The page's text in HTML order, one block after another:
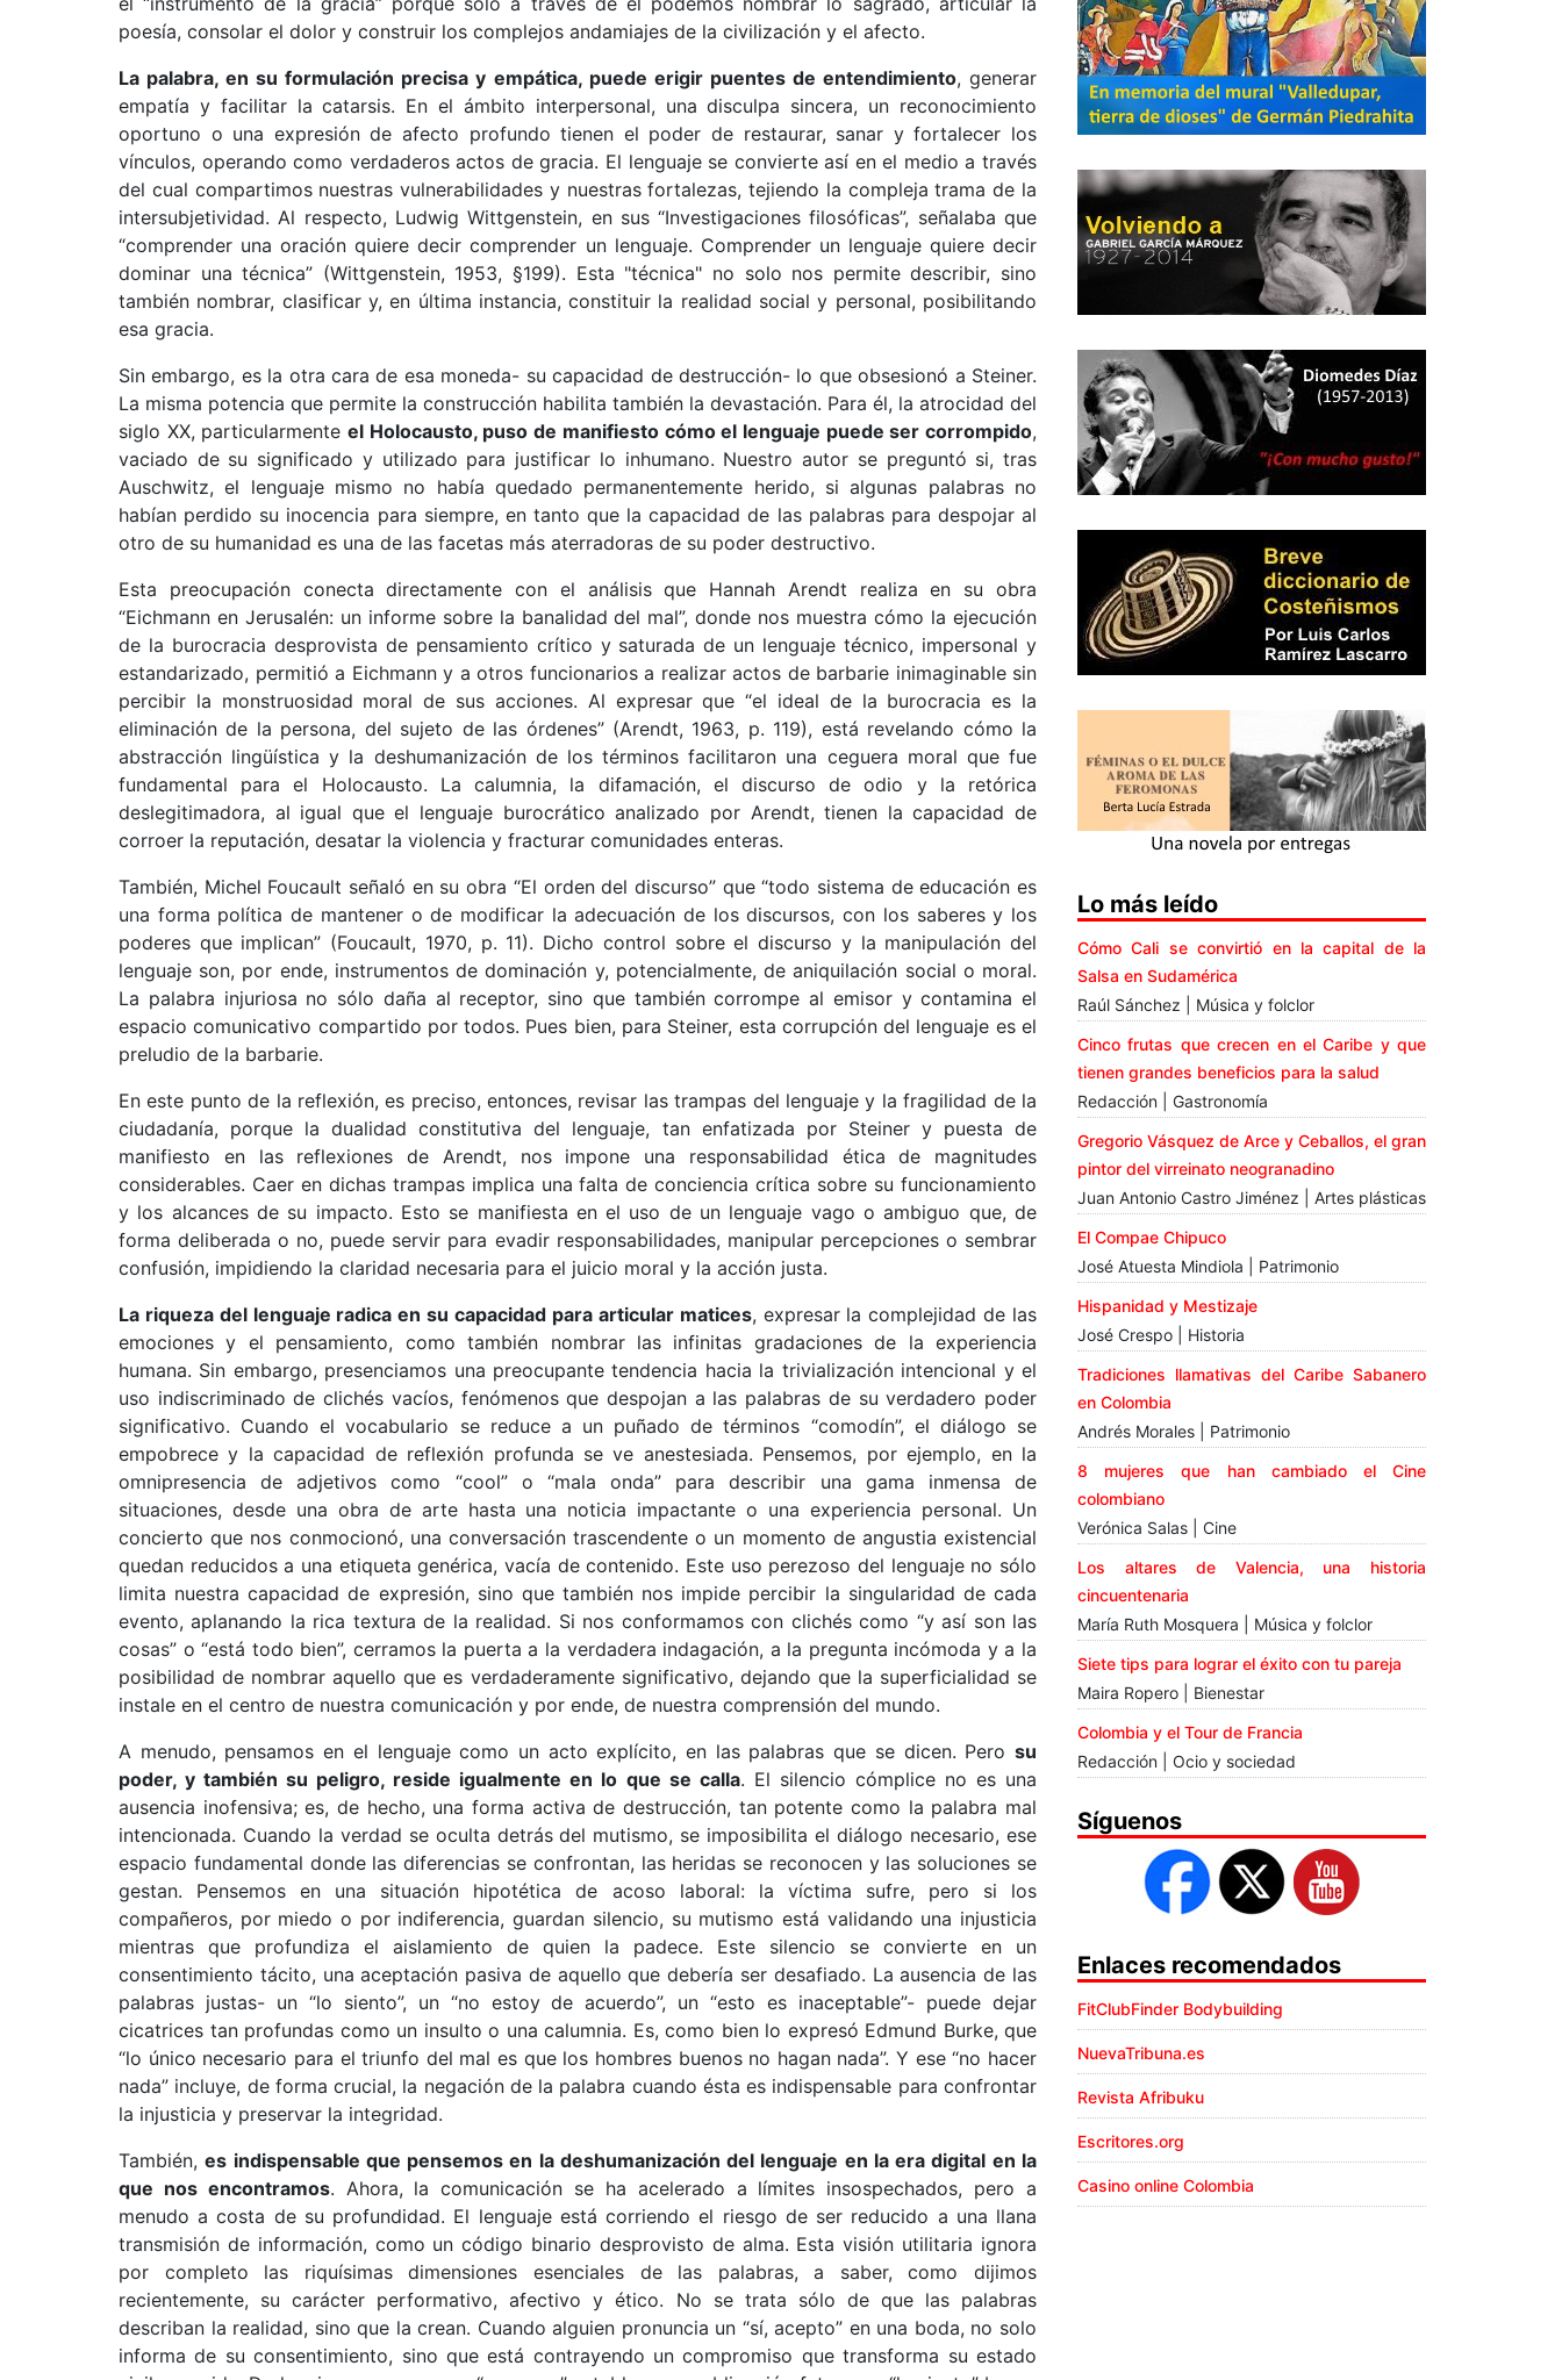
poesía, consolar el dolor y construir los complejos andamiajes de la civilización y el afecto.
La palabra, en su formulación precisa y empática, puede erigir puentes de entendimiento, generar
empatía y facilitar la catarsis. En el ámbito interpersonal, una disculpa sincera, un reconocimiento
oportuno o una expresión de afecto profundo tienen el poder de restaurar, sanar y fortalecer los
vínculos, operando como verdaderos actos de gracia. El lenguaje se convierte así en el medio a través
del cual compartimos nuestras vulnerabilidades y nuestras fortalezas, tejiendo la compleja trama de la
intersubjetividad. Al respecto, Ludwig Wittgenstein, en sus “Investigaciones filosóficas”, señalaba que
“comprender una oración quiere decir comprender un lenguaje. Comprender un lenguaje quiere decir
dominar una técnica” (Wittgenstein, 1953, §199). Esta "técnica" no solo nos permite describir, sino
también nombrar, clasificar y, en última instancia, constituir la realidad social y personal, posibilitando
esa gracia.
Sin embargo, es la otra cara de esa moneda- su capacidad de destrucción- lo que obsesionó a Steiner.
La misma potencia que permite la construcción habilita también la devastación. Para él, la atrocidad del
siglo XX, particularmenteel Holocausto, puso de manifiesto cómo el lenguaje puede ser corrompido,
vaciado de su significado y utilizado para justificar lo inhumano. Nuestro autor se preguntó si, tras
Auschwitz, el lenguaje mismo no había quedado permanentemente herido, si algunas palabras no
habían perdido su inocencia para siempre, en tanto que la capacidad de las palabras para despojar al
otro de su humanidad es una de las facetas más aterradoras de su poder destructivo.
Esta preocupación conecta directamente con el análisis que Hannah Arendt realiza en su obra
“Eichmann en Jerusalén: un informe sobre la banalidad del mal”, donde nos muestra cómo la ejecución
de la burocracia desprovista de pensamiento crítico y saturada de un lenguaje técnico, impersonal y
estandarizado, permitió a Eichmann y a otros funcionarios a realizar actos de barbarie inimaginable sin
percibir la monstruosidad moral de sus acciones. Al expresar que “el ideal de la burocracia es la
eliminación de la persona, del sujeto de las órdenes” (Arendt, 1963, p. 119), está revelando cómo la
abstracción lingüística y la deshumanización de los términos facilitaron una ceguera moral que fue
fundamental para el Holocausto. La calumnia, la difamación, el discurso de odio y la retórica
deslegitimadora, al igual que el lenguaje burocrático analizado por Arendt, tienen la capacidad de
corroer la reputación, desatar la violencia y fracturar comunidades enteras.
También, Michel Foucault señaló en su obra “El orden del discurso” que “todo sistema de educación es
una forma política de mantener o de modificar la adecuación de los discursos, con los saberes y los
poderes que implican” (Foucault, 1970, p. 11). Dicho control sobre el discurso y la manipulación del
lenguaje son, por ende, instrumentos de dominación y, potencialmente, de aniquilación social o moral.
La palabra injuriosa no sólo daña al receptor, sino que también corrompe al emisor y contamina el
espacio comunicativo compartido por todos. Pues bien, para Steiner, esta corrupción del lenguaje es el
preludio de la barbarie.
En este punto de la reflexión, es preciso, entonces, revisar las trampas del lenguaje y la fragilidad de la
ciudadanía, porque la dualidad constitutiva del lenguaje, tan enfatizada por Steiner y puesta de
manifiesto en las reflexiones de Arendt, nos impone una responsabilidad ética de magnitudes
considerables. Caer en dichas trampas implica una falta de conciencia crítica sobre su funcionamiento
y los alcances de su impacto. Esto se manifiesta en el uso de un lenguaje vago o ambiguo que, de
forma deliberada o no, puede servir para evadir responsabilidades, manipular percepciones o sembrar
confusión, impidiendo la claridad necesaria para el juicio moral y la acción justa.
La riqueza del lenguaje radica en su capacidad para articular matices, expresar la complejidad de las
emociones y el pensamiento, como también nombrar las infinitas gradaciones de la experiencia
humana. Sin embargo, presenciamos una preocupante tendencia hacia la trivialización intencional y el
uso indiscriminado de clichés vacíos, fenómenos que despojan a las palabras de su verdadero poder
significativo. Cuando el vocabulario se reduce a un puñado de términos “comodín”, el diálogo se
empobrece y la capacidad de reflexión profunda se ve anestesiada. Pensemos, por ejemplo, en la
omnipresencia de adjetivos como “cool” o “mala onda” para describir una gama inmensa de
situaciones, desde una obra de arte hasta una noticia impactante o una experiencia personal. Un
concierto que nos conmocionó, una conversación trascendente o un momento de angustia existencial
quedan reducidos a una etiqueta genérica, vacía de contenido. Este uso perezoso del lenguaje no sólo
limita nuestra capacidad de expresión, sino que también nos impide percibir la singularidad de cada
evento, aplanando la rica textura de la realidad. Si nos conformamos con clichés como “y así son las
cosas” o “está todo bien”, cerramos la puerta a la verdadera indagación, a la pregunta incómoda y a la
posibilidad de nombrar aquello que es verdaderamente significativo, dejando que la superficialidad se
instale en el centro de nuestra comunicación y por ende, de nuestra comprensión del mundo.
A menudo, pensamos en el lenguaje como un acto explícito, en las palabras que se dicen. Pero su
poder, y también su peligro, reside igualmente en lo que se calla. El silencio cómplice no es una
ausencia inofensiva; es, de hecho, una forma activa de destrucción, tan potente como la palabra mal
intencionada. Cuando la verdad se oculta detrás del mutismo, se imposibilita el diálogo necesario, ese
espacio fundamental donde las diferencias se confrontan, las heridas se reconocen y las soluciones se
gestan. Pensemos en una situación hipotética de acoso laboral: la víctima sufre, pero si los
compañeros, por miedo o por indiferencia, guardan silencio, su mutismo está validando una injusticia
mientras que profundiza el aislamiento de quien la padece. Este silencio se convierte en un
consentimiento tácito, una aceptación pasiva de aquello que debería ser desafiado. La ausencia de las
palabras justas- un “lo siento”, un “no estoy de acuerdo”, un “esto es inaceptable”- puede dejar
cicatrices tan profundas como un insulto o una calumnia. Es, como bien lo expresó Edmund Burke, que
“lo único necesario para el triunfo del mal es que los hombres buenos no hagan nada”. Y ese “no hacer
nada” incluye, de forma crucial, la negación de la palabra cuando ésta es indispensable para confrontar
la injusticia y preservar la integridad.
También,es indispensable que pensemos en la deshumanización del lenguaje en la era digital en la
que nos encontramos. Ahora, la comunicación se ha acelerado a límites insospechados, pero a
menudo a costa de su profundidad. El lenguaje está corriendo el riesgo de ser reducido a una llana
transmisión de información, como un código binario desprovisto de alma. Esta visión utilitaria ignora
por completo las riquísimas dimensiones esenciales de las palabras, a saber, como dijimos
recientemente, su carácter performativo, afectivo y ético. No se trata sólo de que las palabras
describan la realidad, sino que la crean. Cuando alguien pronuncia un “sí, acepto” en una boda, no solo
informa de su consentimiento, sino que está contrayendo un compromiso que transforma su estado
Lo más leído
Cómo Cali se convirtió en la capital de la
Salsa en Sudamérica
Raúl Sánchez | Música y folclor
Cinco frutas que crecen en el Caribe y que
tienen grandes beneficios para la salud
Redacción | Gastronomía
Gregorio Vásquez de Arce y Ceballos, el gran
pintor del virreinato neogranadino
Juan Antonio Castro Jiménez | Artes plásticas
El Compae Chipuco
José Atuesta Mindiola | Patrimonio
Hispanidad y Mestizaje
José Crespo | Historia
Tradiciones llamativas del Caribe Sabanero
en Colombia
Andrés Morales | Patrimonio
8 mujeres que han cambiado el Cine
colombiano
Verónica Salas | Cine
Los altares de Valencia, una historia
cincuentenaria
María Ruth Mosquera | Música y folclor
Siete tips para lograr el éxito con tu pareja
Maira Ropero | Bienestar
Colombia y el Tour de Francia
Redacción | Ocio y sociedad
Síguenos
Enlaces recomendados
FitClubFinder Bodybuilding
NuevaTribuna.es
Revista Afribuku
Escritores.org
Casino online Colombia